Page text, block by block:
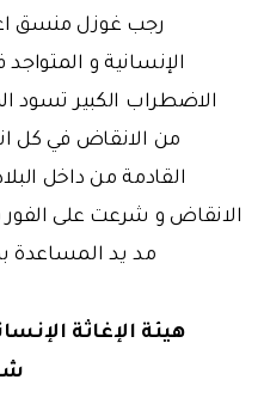
رجب غوزل منسق
الإنسانية و
الاضطراب الكبير تسود
من الانقاض في كل
القادمة من داخل
الانقاض و شرعت على الفور
مد يد المساعدة